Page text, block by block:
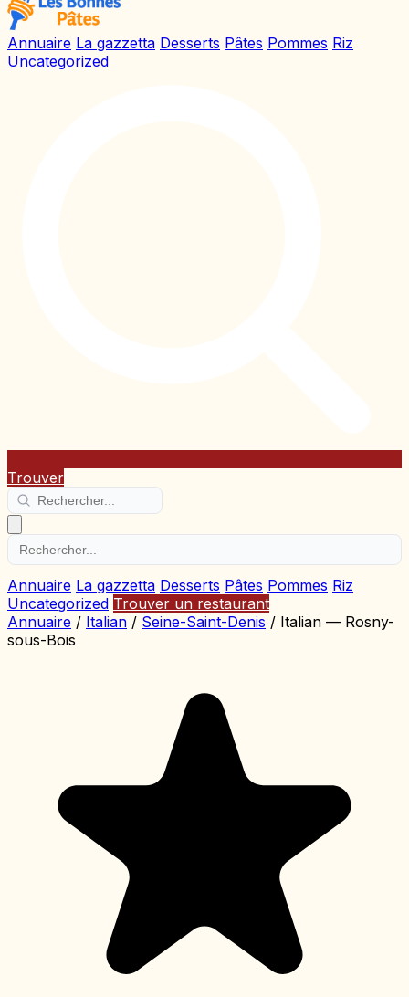
Annuaire La gazzetta Desserts Pâtes Pommes Riz
Uncategorized
Trouver
Annuaire La gazzetta Desserts Pâtes Pommes Riz
Uncategorized Trouver un restaurant
Annuaire / Italian / Seine-Saint-Denis / Italian — Rosny-
sous-Bois